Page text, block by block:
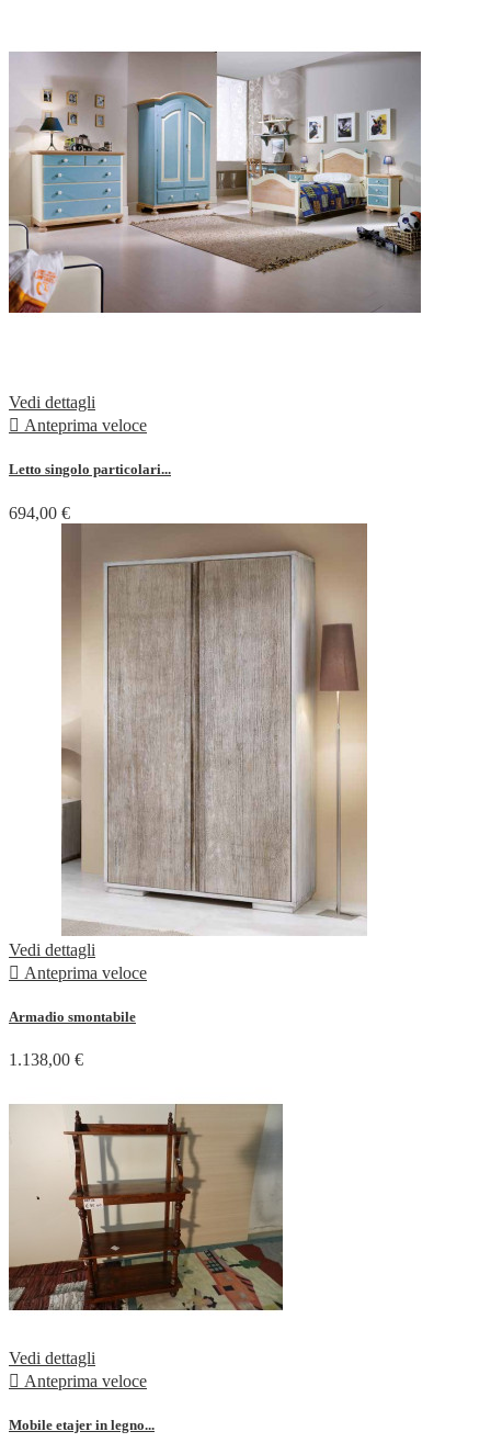
Vedi dettagli
 Anteprima veloce
Letto singolo particolari...
694,00 €
Vedi dettagli
 Anteprima veloce
Armadio smontabile
1.138,00 €
Vedi dettagli
 Anteprima veloce
Mobile etajer in legno...